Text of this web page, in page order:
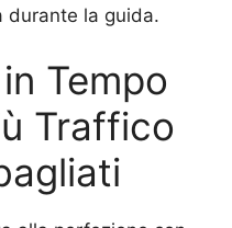
durante la guida.
Tempo
Traffico